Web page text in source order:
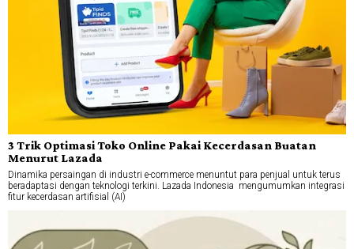
3 Trik Optimasi Toko Online Pakai Kecerdasan Buatan
Menurut Lazada
Dinamika persaingan di industri e-commerce menuntut para penjual untuk terus
beradaptasi dengan teknologi terkini. Lazada Indonesia mengumumkan integrasi
fitur kecerdasan artifisial (AI)